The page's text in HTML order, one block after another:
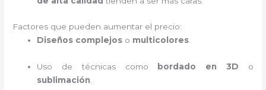
Factores que pueden aumentar el precio:
Diseños complejos o multicolores.
Uso de técnicas como bordado en 3D o
sublimación.